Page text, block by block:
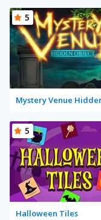
5
Halloween Tiles
5